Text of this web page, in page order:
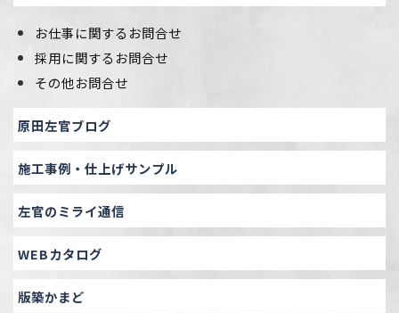
お仕事に関するお問合せ
採用に関するお問合せ
その他お問合せ
原田左官ブログ
施工事例・仕上げサンプル
左官のミライ通信
WEBカタログ
版築かまど